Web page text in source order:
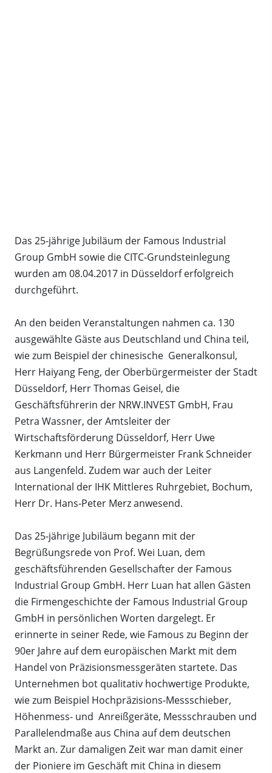
Das 25-jährige Jubiläum der Famous Industrial
Group GmbH sowie die CITC-Grundsteinlegung
wurden am 08.04.2017 in Düsseldorf erfolgreich
durchgeführt.
An den beiden Veranstaltungen nahmen ca. 130
ausgewählte Gäste aus Deutschland und China teil,
wie zum Beispiel der chinesische Generalkonsul,
Herr Haiyang Feng, der Oberbürgermeister der Stadt
Düsseldorf, Herr Thomas Geisel, die
Geschäftsführerin der NRW.INVEST GmbH, Frau
Petra Wassner, der Amtsleiter der
Wirtschaftsförderung Düsseldorf, Herr Uwe
Kerkmann und Herr Bürgermeister Frank Schneider
aus Langenfeld. Zudem war auch der Leiter
International der IHK Mittleres Ruhrgebiet, Bochum,
Herr Dr. Hans-Peter Merz anwesend.
Das 25-jährige Jubiläum begann mit der
Begrüßungsrede von Prof. Wei Luan, dem
geschäftsführenden Gesellschafter der Famous
Industrial Group GmbH. Herr Luan hat allen Gästen
die Firmengeschichte der Famous Industrial Group
GmbH in persönlichen Worten dargelegt. Er
erinnerte in seiner Rede, wie Famous zu Beginn der
90er Jahre auf dem europäischen Markt mit dem
Handel von Präzisionsmessgeräten startete. Das
Unternehmen bot qualitativ hochwertige Produkte,
wie zum Beispiel Hochpräzisions-Messschieber,
Höhenmess- und Anreißgeräte, Messschrauben und
Parallelendmaße aus China auf dem deutschen
Markt an. Zur damaligen Zeit war man damit einer
der Pioniere im Geschäft mit China in diesem